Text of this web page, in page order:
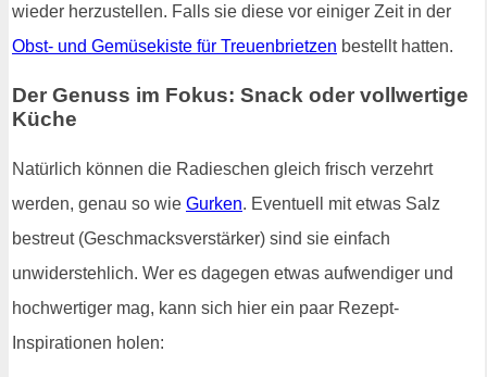
wieder herzustellen. Falls sie diese vor einiger Zeit in der
Obst- und Gemüsekiste für Treuenbrietzen bestellt hatten.
Der Genuss im Fokus: Snack oder vollwertige
Küche
Natürlich können die Radieschen gleich frisch verzehrt
werden, genau so wie Gurken. Eventuell mit etwas Salz
bestreut (Geschmacksverstärker) sind sie einfach
unwiderstehlich. Wer es dagegen etwas aufwendiger und
hochwertiger mag, kann sich hier ein paar Rezept-
Inspirationen holen: